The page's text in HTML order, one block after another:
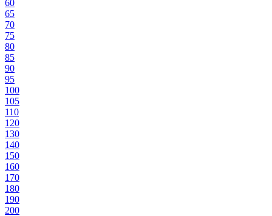
60
65
70
75
80
85
90
95
100
105
110
120
130
140
150
160
170
180
190
200